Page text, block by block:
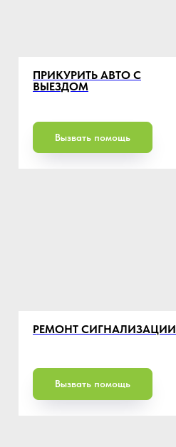
ПРИКУРИТЬ АВТО С
ВЫЕЗДОМ
Вызвать помощь
РЕМОНТ СИГНАЛИЗАЦИИ
Вызвать помощь